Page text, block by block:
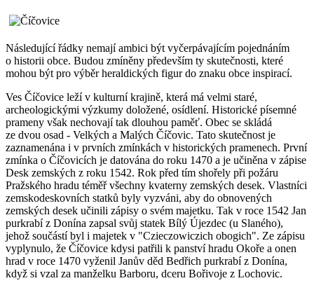
Následující řádky nemají ambici být vyčerpávajícím pojednáním
o historii obce. Budou zmíněny především ty skutečnosti, které
mohou být pro výběr heraldických figur do znaku obce inspirací.
Ves Číčovice leží v kulturní krajině, která má velmi staré,
archeologickými výzkumy doložené, osídlení. Historické písemné
prameny však nechovají tak dlouhou paměť. Obec se skládá
ze dvou osad - Velkých a Malých Číčovic. Tato skutečnost je
zaznamenána i v prvních zmínkách v historických pramenech. První
zmínka o Číčovicích je datována do roku 1470 a je učiněna v zápise
Desk zemských z roku 1542. Rok před tím shořely při požáru
Pražského hradu téměř všechny kvaterny zemských desek. Vlastníci
zemskodeskovních statků byly vyzváni, aby do obnovených
zemských desek učinili zápisy o svém majetku. Tak v roce 1542 Jan
purkrabí z Donína zapsal svůj statek Bílý Újezdec (u Slaného),
jehož součástí byl i majetek v "Czieczowiczich obogich". Ze zápisu
vyplynulo, že Číčovice kdysi patřili k panství hradu Okoře a onen
hrad v roce 1470 vyženil Janův děd Bedřich purkrabí z Donína,
když si vzal za manželku Barboru, dceru Bořivoje z Lochovic.